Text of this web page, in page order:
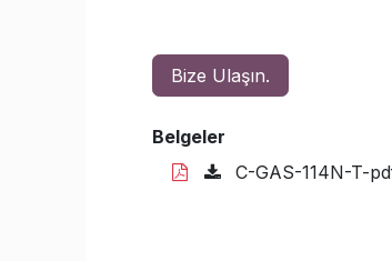
Bize Ulaşın.
Belgeler
C-GAS-114N-T-